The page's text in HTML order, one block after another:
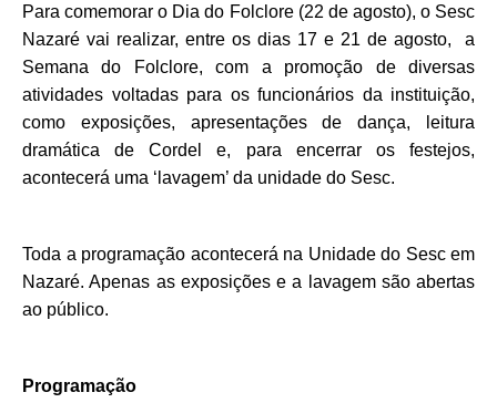
Para comemorar o Dia do Folclore (22 de agosto), o Sesc
Nazaré vai realizar, entre os dias 17 e 21 de agosto, a
Semana do Folclore, com a promoção de diversas
atividades voltadas para os funcionários da instituição,
como exposições, apresentações de dança, leitura
dramática de Cordel e, para encerrar os festejos,
acontecerá uma ‘lavagem’ da unidade do Sesc.
Toda a programação acontecerá na Unidade do Sesc em
Nazaré. Apenas as exposições e a lavagem são abertas
ao público.
Programação